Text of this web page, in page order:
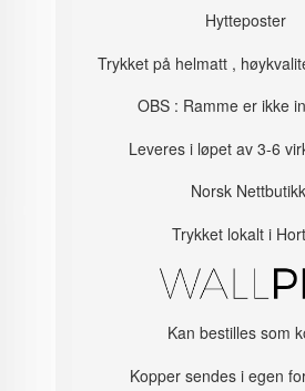
Hytteposter
Trykket på helmatt ,
OBS : Ramme er ikke
Leveres i løpet av 3-6
Norsk Nettbutikk
Trykket lokalt i
Kan bestilles som
Kopper sendes i egen